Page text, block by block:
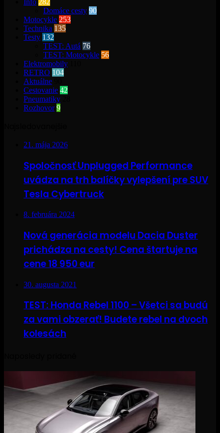
Domáce cesty 90
Motocykle 253
Technika 135
Testy 132
TEST: Autá 76
TEST: Motocykle 56
Elektromobily
RETRO 104
Aktuálne
Cestovanie 42
Pneumatiky
Rozhovor 9
21. mája 2026
Spoločnosť Unplugged Performance
uvádza na trh balíčky vylepšení pre SUV
Tesla Cybertruck
8. februára 2024
Nová generácia modelu Dacia Duster
prichádza na cesty! Cena štartuje na
cene 18 950 eur
30. augusta 2021
TEST: Honda Rebel 1100 – Všetci sa budú
za vami obzerať! Budete rebel na dvoch
kolesách